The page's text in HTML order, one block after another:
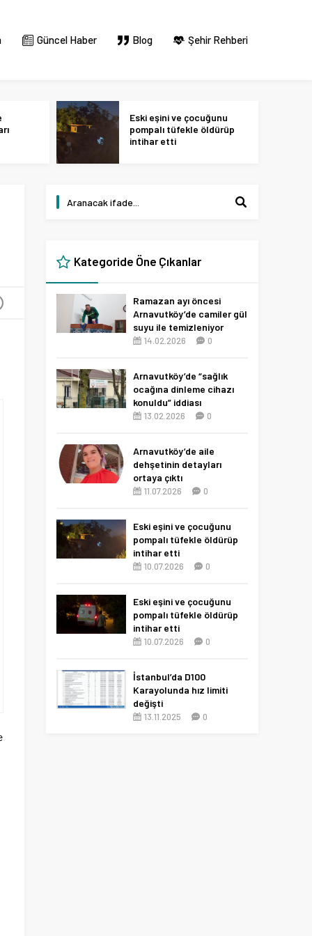
Güncel Haber Blog Şehir Rehberi
Eski eşini ve çocuğunu
pompalı tüfekle öldürüp
intihar etti
Kategoride Öne Çıkanlar
Ramazan ayı öncesi
Arnavutköy’de camiler gül
suyu ile temizleniyor
14.02.2026 0
Arnavutköy’de “sağlık
ocağına dinleme cihazı
konuldu” iddiası
13.02.2026 0
Arnavutköy’de aile
dehşetinin detayları
ortaya çıktı
11.07.2026 0
Eski eşini ve çocuğunu
pompalı tüfekle öldürüp
intihar etti
10.07.2026 0
Eski eşini ve çocuğunu
pompalı tüfekle öldürüp
intihar etti
10.07.2026 0
İstanbul’da D100
Karayolunda hız limiti
değişti
13.11.2025 0